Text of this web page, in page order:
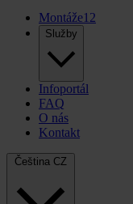
Montáže12
Služby
Infoportál
FAQ
O nás
Kontakt
Čeština CZ